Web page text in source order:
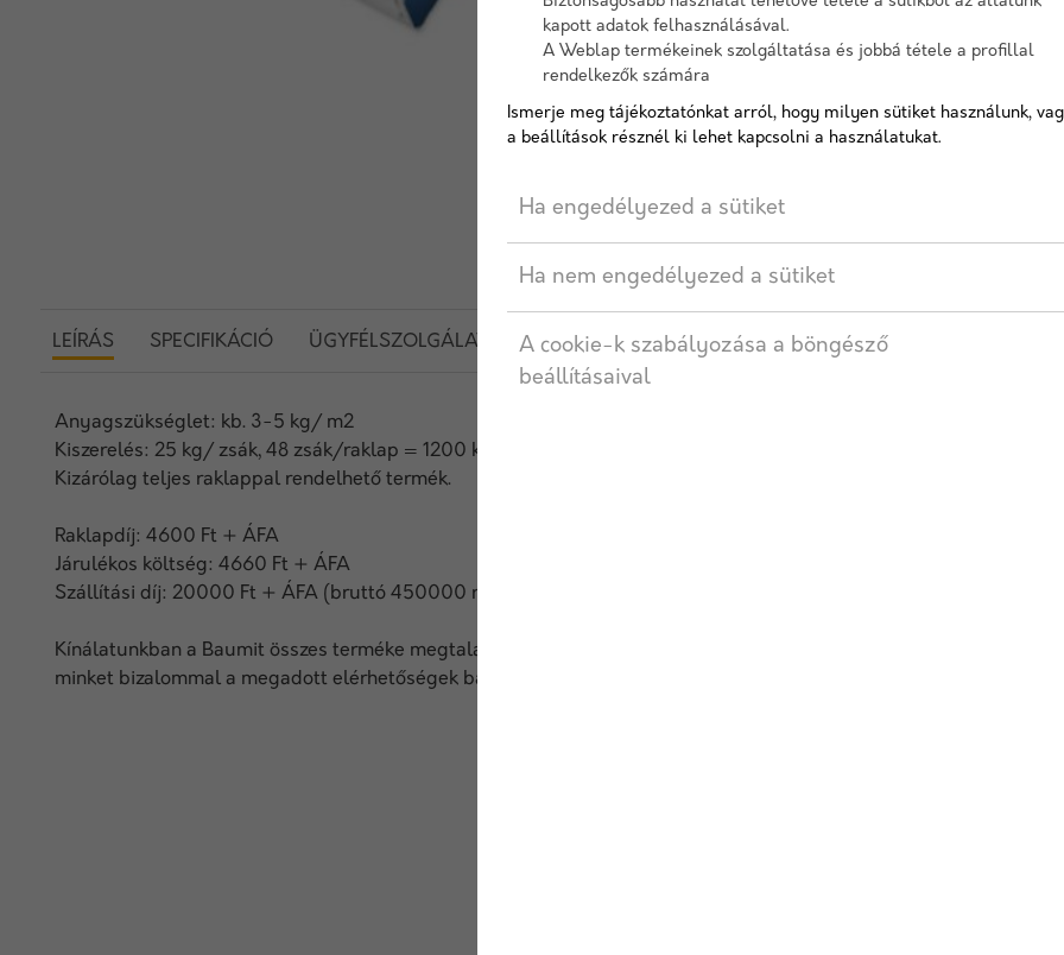
LEÍRÁS SPECIFIKÁCIÓ ÜGYFÉLSZOLGÁLAT SZÁLLÍTÁS
Anyagszükséglet: kb. 3-5 kg/ m2
Kiszerelés: 25 kg/ zsák, 48 zsák/raklap = 1200 kg
Kizárólag teljes raklappal rendelhető termék.
Raklapdíj: 4600 Ft + ÁFA
Járulékos költség: 4660 Ft + ÁFA
Szállítási díj: 20000 Ft + ÁFA (bruttó 450000 rendelési összeghatár alatt)
Kínálatunkban a Baumit összes terméke megtalálható. Amennyiben nem találta meg az Önnek megfelelőt, vagy
minket bizalommal a megadott elérhetőségek bármelyikén, és szívesen segítünk!
kapott adatok felhasználásával.
A Weblap termékeinek szolgáltatása és jobbá tétele a profillal
rendelkezők számára
Ismerje meg tájékoztatónkat arról, hogy milyen sütiket használunk,
a beállítások résznél ki lehet kapcsolni a használatukat.
Ha engedélyezed a sütiket
Ha nem engedélyezed a sütiket
A cookie-k szabályozása a böngésző
beállításaival